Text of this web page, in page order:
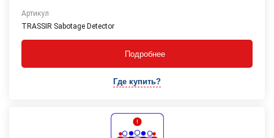
Артикул
TRASSIR Sabotage Detector
Подробнее
Где купить?